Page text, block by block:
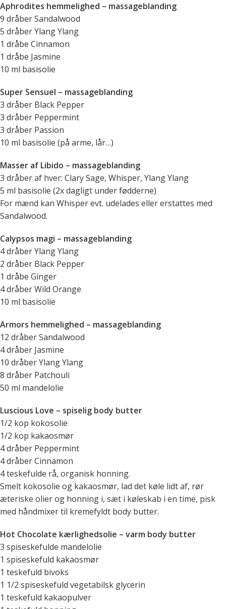
Aphrodites hemmelighed – massageblanding
9 dråber Sandalwood
5 dråber Ylang Ylang
1 dråbe Cinnamon
1 dråbe Jasmine
10 ml basisolie
Super Sensuel – massageblanding
3 dråber Black Pepper
3 dråber Peppermint
3 dråber Passion
10 ml basisolie (på arme, lår…)
Masser af Libido – massageblanding
3 dråber af hver: Clary Sage, Whisper, Ylang Ylang
5 ml basisolie (2x dagligt under fødderne)
For mænd kan Whisper evt. udelades eller erstattes med
Sandalwood.
Calypsos magi – massageblanding
4 dråber Ylang Ylang
2 dråber Black Pepper
1 dråbe Ginger
4 dråber Wild Orange
10 ml basisolie
Armors hemmelighed – massageblanding
12 dråber Sandalwood
4 dråber Jasmine
10 dråber Ylang Ylang
8 dråber Patchouli
50 ml mandelolie
Luscious Love – spiselig body butter
1/2 kop kokosolie
1/2 kop kakaosmør
4 dråber Peppermint
4 dråber Cinnamon
4 teskefulde rå, organisk honning.
Smelt kokosolie og kakaosmør, lad det køle lidt af, rør
æteriske olier og honning i, sæt i køleskab i en time, pisk
med håndmixer til kremefyldt body butter.
Hot Chocolate kærlighedsolie – varm body butter
3 spiseskefulde mandelolie
1 spiseskefuld kakaosmør
1 teskefuld bivoks
1 1/2 spiseskefuld vegetabilsk glycerin
1 teskefuld kakaopulver